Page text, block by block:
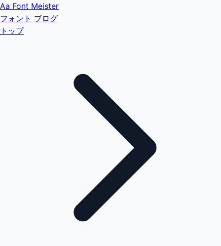
Aa Font Meister
フォント ブログ
トップ